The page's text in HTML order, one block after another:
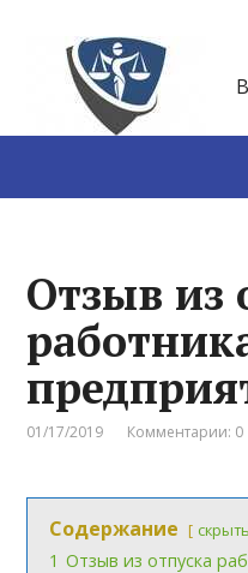
Отзыв из
01/17/2019 Комментарии: 0
Содержание скрыть
1 Отзыв из отпуска